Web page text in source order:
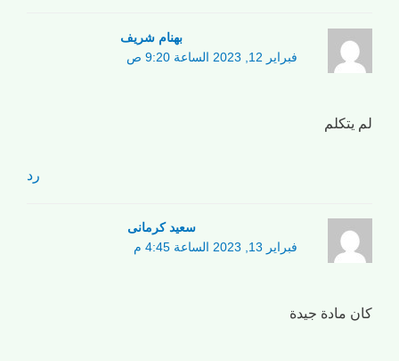
بهنام شریف
فبراير 12, 2023 الساعة 9:20 ص
لم يتكلم
رد
سعید کرمانی
فبراير 13, 2023 الساعة 4:45 م
كان مادة جيدة